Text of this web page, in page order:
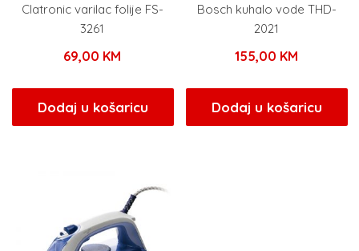
Clatronic varilac folije FS-
3261
69,00 KM
Dodaj u košaricu
Bosch kuhalo vode THD-
2021
155,00 KM
Dodaj u košaricu